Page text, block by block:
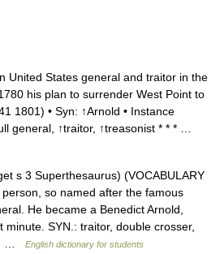
United States general and traitor in the
his plan to surrender West Point to
1801) • Syn: ↑Arnold • Instance
general, ↑traitor, ↑treasonist * * * …
s 3 Superthesaurus) (VOCABULARY
so named after the famous
He became a Benedict Arnold,
minute. SYN.: traitor, double crosser,
…
English dictionary for students